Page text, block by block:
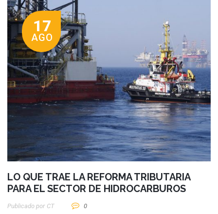
17
AGO
LO QUE TRAE LA REFORMA TRIBUTARIA
PARA EL SECTOR DE HIDROCARBUROS
Publicado por CT 0